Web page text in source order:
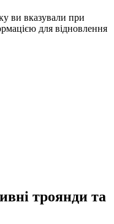
ви вказували при
для відновлення
троянди та